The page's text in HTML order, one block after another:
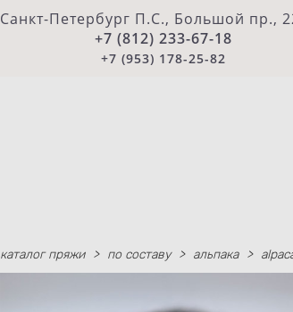
Санкт-Петербург П.С., Большой пр.,
+7 (812) 233-67-18
+7 (953) 178-25-82
каталог пряжи > по составу > альпака >